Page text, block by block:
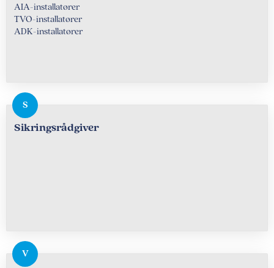
AIA-installatører
TVO-installatører
ADK-installatører
Sikringsrådgiver